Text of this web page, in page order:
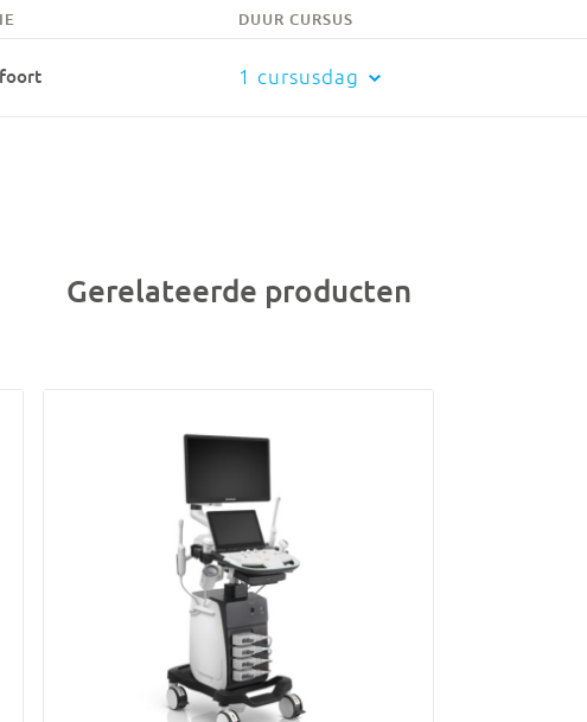
DUUR CURSUS
1 cursusdag
Gerelateerde producten